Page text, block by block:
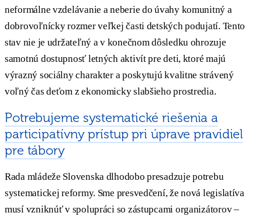
neformálne vzdelávanie a neberie do úvahy komunitný a
dobrovoľnícky rozmer veľkej časti detských podujatí. Tento
stav nie je udržateľný a v konečnom dôsledku ohrozuje
samotnú dostupnosť letných aktivít pre deti, ktoré majú
výrazný sociálny charakter a poskytujú kvalitne strávený
voľný čas deťom z ekonomicky slabšieho prostredia.
Potrebujeme systematické riešenia a
participatívny prístup pri úprave pravidiel
pre tábory
Rada mládeže Slovenska dlhodobo presadzuje potrebu
systematickej reformy. Sme presvedčení, že nová legislatíva
musí vzniknúť v spolupráci so zástupcami organizátorov –